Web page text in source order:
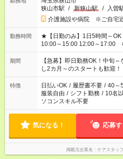
狭山市駅 / 新狭山駅 / 入曽
介護施設や病院 ※ご自宅
勤務時間
★【日勤のみ】1日5時間～OK！ ≪シフト例≫ 9:00～
10:00～15:00 12:00～17:00
期間
【急募】即日勤務OK！中旬
し2カ月～のスタートも歓迎！
特徴 日払いOK / 履歴書不要 / 40～
服装自由 / シフト勤務 / 10名
ソコンスキル不要
気になる！ 応募す
掲載元企業名 ケアスタッ